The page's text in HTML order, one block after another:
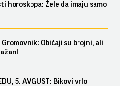
horoskopa: Žele da imaju samo
Običaji su brojni, ali
5. AVGUST: Bikovi vrlo